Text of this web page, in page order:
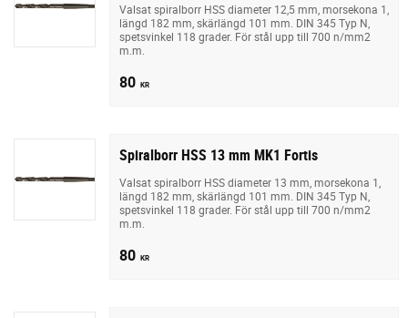
Valsat spiralborr HSS diameter 12,5 mm, morsekona 1,
längd 182 mm, skärlängd 101 mm. DIN 345 Typ N,
spetsvinkel 118 grader. För stål upp till 700 n/mm2
m.m.
80 KR
Spiralborr HSS 13 mm MK1 Fortis
Valsat spiralborr HSS diameter 13 mm, morsekona 1,
längd 182 mm, skärlängd 101 mm. DIN 345 Typ N,
spetsvinkel 118 grader. För stål upp till 700 n/mm2
m.m.
80 KR